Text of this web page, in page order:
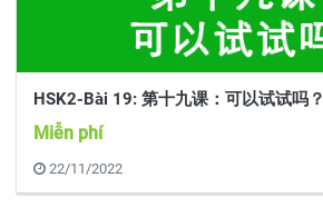
HSK2-Bài 19: 第十九课：可以试试吗？
Miễn phí
22/11/2022